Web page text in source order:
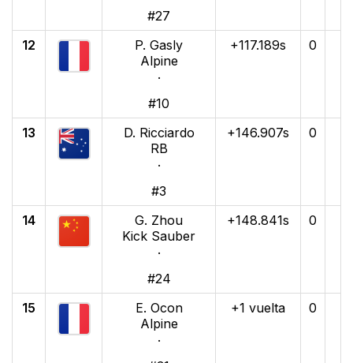
#27
12
P. Gasly
Alpine
·
#10
+117.189s 0
13
D. Ricciardo
RB
·
#3
+146.907s 0
14
G. Zhou
Kick Sauber
·
#24
+148.841s 0
15
E. Ocon
Alpine
·
+1 vuelta 0